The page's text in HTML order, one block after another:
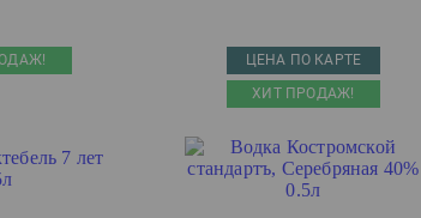
ЦЕНА ПО КАРТЕ
ХИТ ПРОДАЖ!